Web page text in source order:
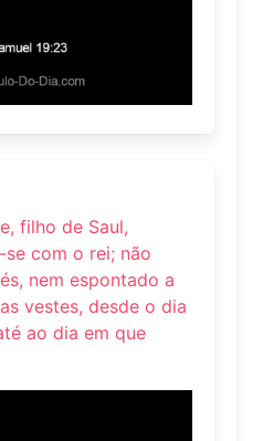
filho de Saul,
com o rei; não
nem espontado a
vestes, desde o dia
ao dia em que